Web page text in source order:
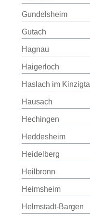
Gundelsheim
Gutach
Hagnau
Haigerloch
Haslach im Kinzigtal
Hausach
Hechingen
Heddesheim
Heidelberg
Heilbronn
Heimsheim
Helmstadt-Bargen